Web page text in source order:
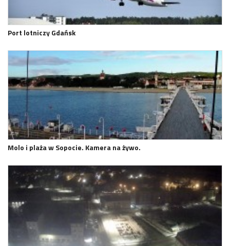
Port lotniczy Gdańsk
Molo i plaża w Sopocie. Kamera na żywo.